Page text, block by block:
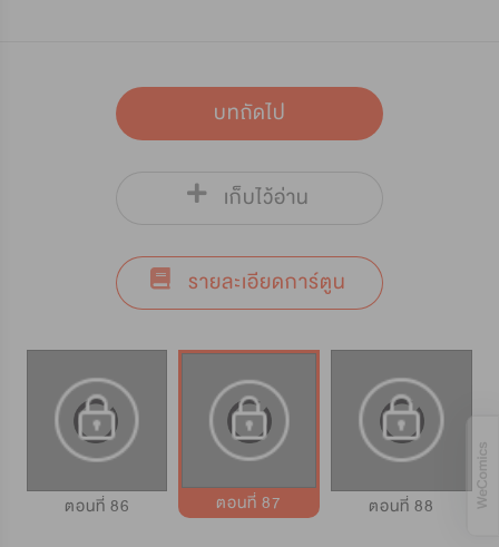
บทถัดไป
เก็บไว้อ่าน
รายละเอียดการ์ตูน
ตอนที่ 86 ตอนที่ 87 ตอนที่ 88